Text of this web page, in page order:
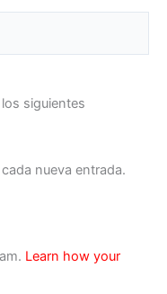
siguientes
nueva entrada.
Learn how your